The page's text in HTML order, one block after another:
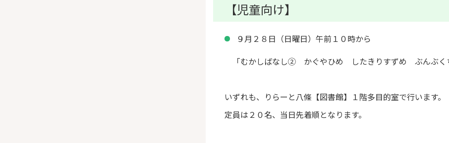
【児童向け】
９月２８日（日曜日）午前１０時から
「むかしばなし② かぐやひめ したきりすずめ ぶんぶく
いずれも、りらーと八條【図書館】１階多目的室で行います。
定員は２０名、当日先着順となります。